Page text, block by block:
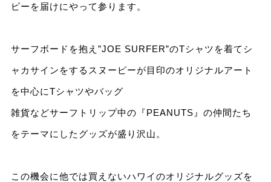
ピーを届けにやって参ります。
サーフボードを抱え”JOE SURFER”のTシャツを着てシ
ャカサインをするスヌーピーが目印のオリジナルアート
を中心にTシャツやバッグ
雑貨などサーフトリップ中の『PEANUTS』の仲間たち
をテーマにしたグッズが盛り沢山。
この機会に他では買えないハワイのオリジナルグッズを